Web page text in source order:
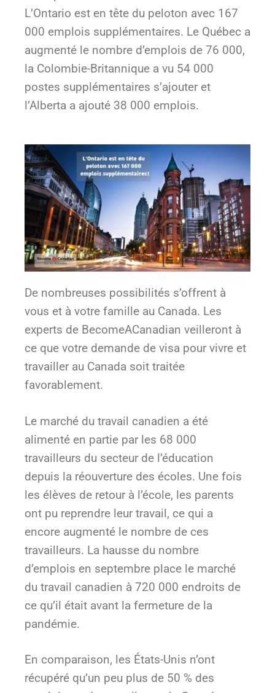
L’Ontario est en tête du peloton avec 167
000 emplois supplémentaires. Le Québec a
augmenté le nombre d’emplois de 76 000,
la Colombie-Britannique a vu 54 000
postes supplémentaires s’ajouter et
l’Alberta a ajouté 38 000 emplois.
De nombreuses possibilités s’offrent à
vous et à votre famille au Canada. Les
experts de BecomeACanadian veilleront à
ce que votre demande de visa pour vivre et
travailler au Canada soit traitée
favorablement.
Le marché du travail canadien a été
alimenté en partie par les 68 000
travailleurs du secteur de l’éducation
depuis la réouverture des écoles. Une fois
les élèves de retour à l’école, les parents
ont pu reprendre leur travail, ce qui a
encore augmenté le nombre de ces
travailleurs. La hausse du nombre
d’emplois en septembre place le marché
du travail canadien à 720 000 endroits de
ce qu’il était avant la fermeture de la
pandémie.
En comparaison, les États-Unis n’ont
récupéré qu’un peu plus de 50 % des